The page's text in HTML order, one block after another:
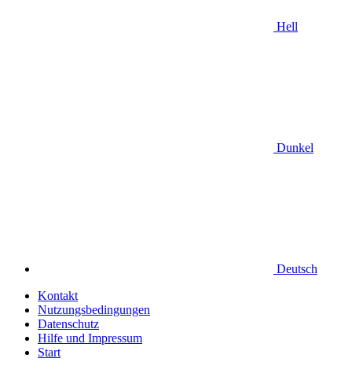
Hell
Dunkel
Deutsch
Kontakt
Nutzungsbedingungen
Datenschutz
Hilfe und Impressum
Start